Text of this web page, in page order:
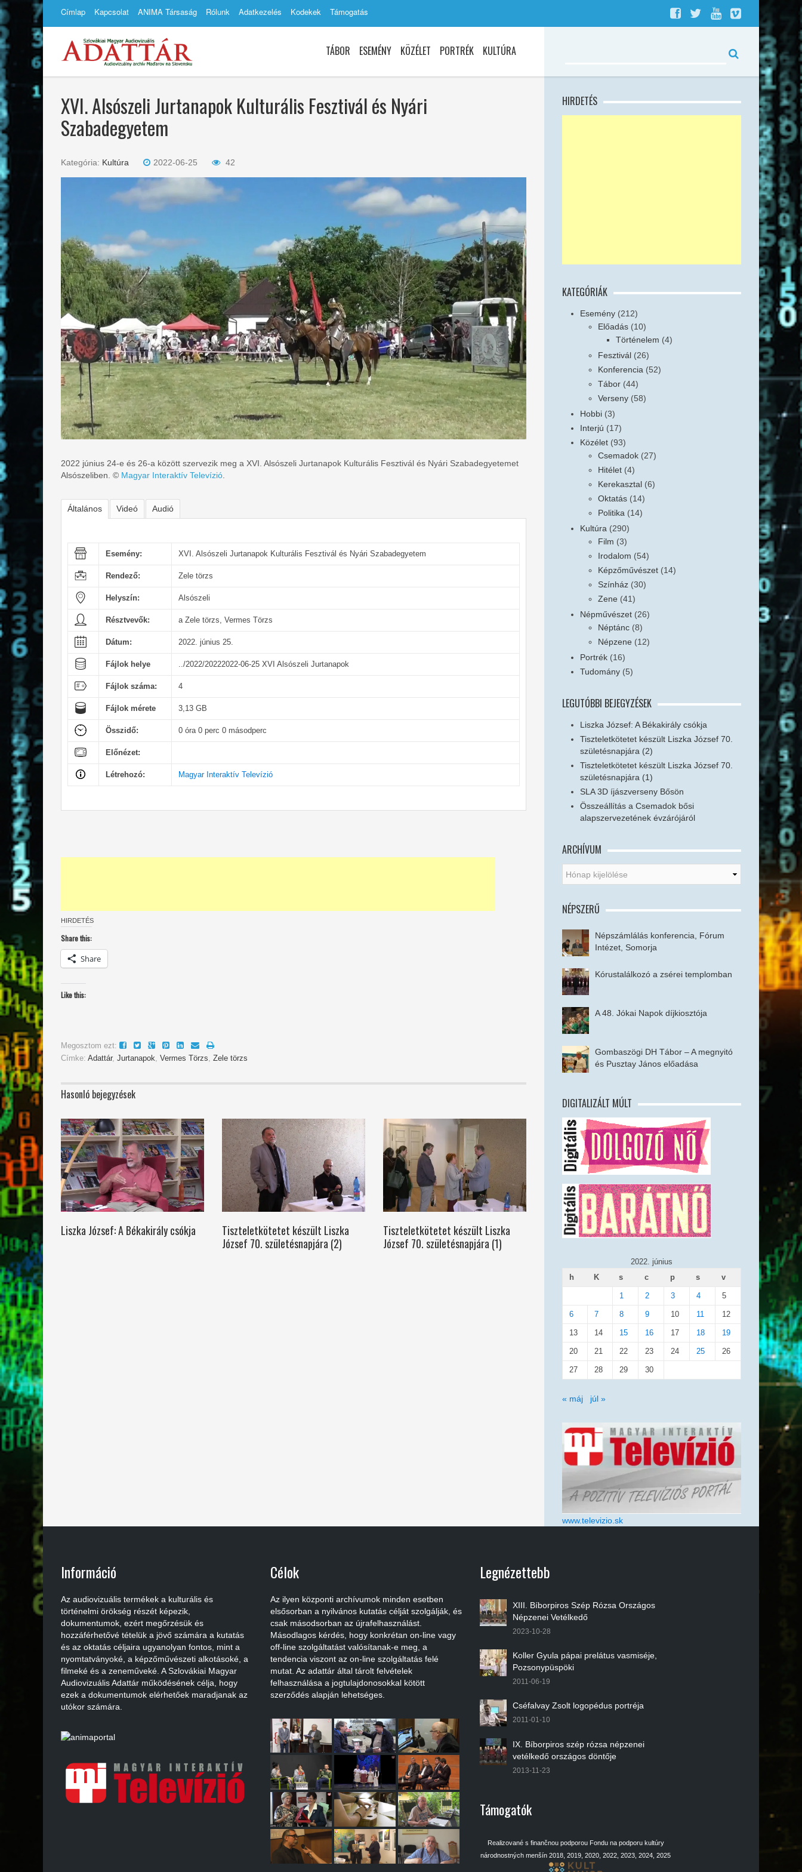
Címlap Kapcsolat ANIMA Társaság Rólunk Adatkezelés Kodekek Támogatás
TÁBOR ESEMÉNY KÖZÉLET PORTRÉK KULTÚRA
XVI. Alsószeli Jurtanapok Kulturális Fesztivál és Nyári
Szabadegyetem
Kategória: Kultúra 2022-06-25 42
2022 június 24-e és 26-a között szervezik meg a XVI. Alsószeli Jurtanapok Kulturális Fesztivál és Nyári Szabadegyetemet
Alsószeliben. © Magyar Interaktív Televízió
Általános Videó Audió
Esemény: XVI. Alsószeli Jurtanapok Kulturális Fesztivál és Nyári Szabadegyetem
Rendező: Zele törzs
Helyszín: Alsószeli
Résztvevők: a Zele törzs, Vermes Törzs
Dátum: 2022. június 25.
Fájlok helye ../2022/20222022-06-25 XVI Alsószeli Jurtanapok
Fájlok száma: 4
Fájlok mérete 3,13 GB
Összidő: 0 óra 0 perc 0 másodperc
Előnézet:
Létrehozó: Magyar Interaktív Televízió
HIRDETÉS
Share this:
Share
Like this:
Megosztom ezt:
Címke: Adattár, Jurtanapok Vermes Törzs Zele törzs
Hasonló bejegyzések
Liszka József: A Békakirály csókja
Tiszteletkötetet készült Liszka
József 70. születésnapjára (2)
Tiszteletkötetet készült Liszka
József 70. születésnapjára (1)
HIRDETÉS
KATEGÓRIÁK
Esemény (212)
Előadás (10)
Történelem (4)
Fesztivál (26)
Konferencia (52)
Tábor (44)
Verseny (58)
Hobbi (3)
Interjú (17)
Közélet (93)
Csemadok (27)
Hitélet (4)
Kerekasztal (6)
Oktatás (14)
Politika (14)
Kultúra (290)
Film (3)
Irodalom (54)
Képzőművészet (14)
Színház (30)
Zene (41)
Népművészet (26)
Néptánc (8)
Népzene (12)
Portrék (16)
Tudomány (5)
LEGUTÓBBI BEJEGYZÉSEK
Liszka József: A Békakirály csókja
Tiszteletkötetet készült Liszka József 70.
születésnapjára (2)
Tiszteletkötetet készült Liszka József 70.
születésnapjára (1)
SLA 3D íjászverseny Bősön
Összeállítás a Csemadok bősi
alapszervezetének évzárójáról
ARCHÍVUM
NÉPSZERŰ
Népszámlálás konferencia, Fórum
Intézet, Somorja
Kórustalálkozó a zsérei templomban
A 48. Jókai Napok díjkiosztója
Gombaszögi DH Tábor – A megnyitó
és Pusztay János előadása
DIGITALIZÁLT MÚLT
2022. június
h
K s c p s v
1 2 3 4 5
6 7 8 9 10 11 12
13 14 15 16 17 18 19
20 21 22 23 24 25 26
27 28 29 30
« máj júl »
www.televizio.sk
Információ
Az audiovizuális termékek a kulturális és
történelmi örökség részét képezik,
dokumentumok, ezért megőrzésük és
hozzáférhetővé tételük a jövő számára a kutatás
és az oktatás céljaira ugyanolyan fontos, mint a
nyomtatványoké, a képzőművészeti alkotásoké, a
filmeké és a zeneműveké. A Szlovákiai Magyar
Audiovizuális Adattár működésének célja, hogy
ezek a dokumentumok elérhetőek maradjanak az
utókor számára.
Célok
Az ilyen központi archívumok minden esetben
elsősorban a nyilvános kutatás célját szolgálják, és
csak másodsorban az újrafelhasználást.
Másodlagos kérdés, hogy konkrétan on-line vagy
off-line szolgáltatást valósítanak-e meg, a
tendencia viszont az on-line szolgáltatás felé
mutat. Az adattár által tárolt felvételek
felhasználása a jogtulajdonosokkal kötött
szerződés alapján lehetséges.
Legnézettebb
XIII. Bíborpiros Szép Rózsa Országos
Népzenei Vetélkedő
2023-10-28
Koller Gyula pápai prelátus vasmiséje,
Pozsonypüspöki
2011-06-19
Cséfalvay Zsolt logopédus portréja
2011-01-10
IX. Bíborpiros szép rózsa népzenei
vetélkedő országos döntője
2013-11-23
Támogatók
Realizované s finančnou podporou Fondu na podporu kultúry
národnostných menšín 2018, 2019, 2020, 2022, 2023, 2024, 2025